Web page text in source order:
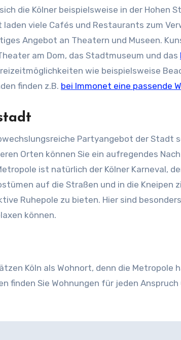
die Kölner beispielsweise in der Hohen
viele Cafés und Restaurants zum
Angebot an Theatern und Museen.
am Dom, das Stadtmuseum und das
wie beispielsweise
finden z.B. bei Immonet eine passende
Partyangebot der Stadt
Orten können Sie ein aufregendes
ist natürlich der Kölner Karneval,
auf die Straßen und in die Kneipen
Ruhepole zu bieten. Hier sind
können.
Köln als Wohnort, denn die Metropole
Sie Wohnungen für jeden Anspruch